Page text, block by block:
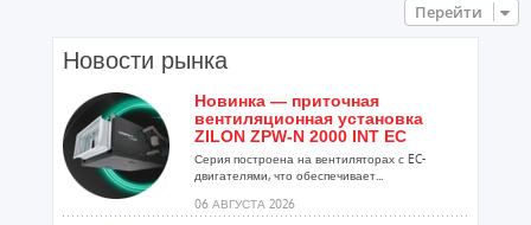
Перейти
Новости рынка
Новинка — приточная
вентиляционная установка
ZILON ZPW-N 2000 INT EC
Серия построена на вентиляторах с EC-
двигателями, что обеспечивает...
06 АВГУСТА 2026